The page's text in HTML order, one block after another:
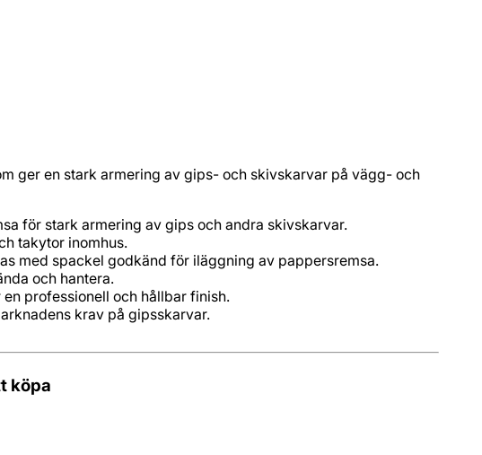
ger en stark armering av gips- och skivskarvar på vägg- och
för stark armering av gips och andra skivskarvar.
takytor inomhus.
med spackel godkänd för iläggning av pappersremsa.
och hantera.
en professionell och hållbar finish.
krav på gipsskarvar.
köpa